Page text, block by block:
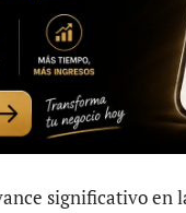
significativo